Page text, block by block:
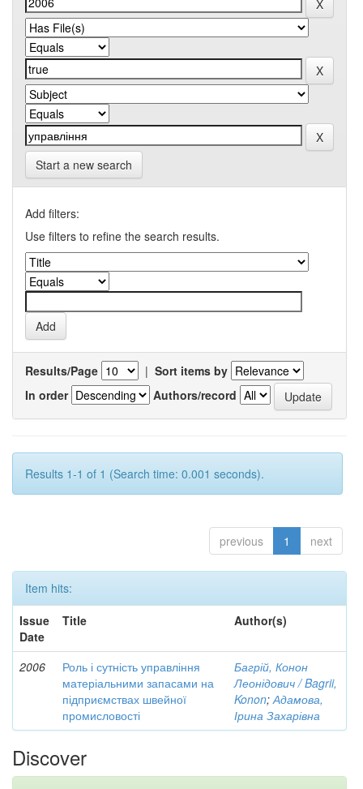
Start a new search
Add filters:
Use filters to refine the search results.
Results/Page | Sort items by
In order
Authors/record
Results 1-1 of 1 (Search time: 0.001 seconds).
previous 1 next
Item hits:
Issue
Date
Title Author(s)
2006
Роль і сутність управління
матеріальними запасами на
підприємствах швейної
промисловості
Багрій, Конон
Леонідович / Bagrii,
Konon;Адамова,
Ірина Захарівна
Discover